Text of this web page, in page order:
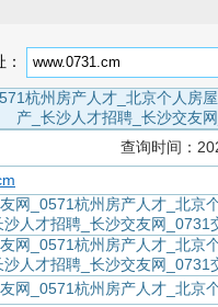
杭州房产人才_北京个人房
产_长沙人才招聘_长沙交友
查询时间：
网_0571杭州房产人才_北京
沙人才招聘_长沙交友网_0731
网_0571杭州房产人才_北京
沙人才招聘_长沙交友网_0731
网_0571杭州房产人才_北京